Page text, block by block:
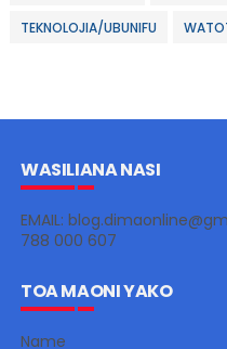
TEKNOLOJIA/UBUNIFU
WASILIANA NASI
EMAIL:
788 000 607
TOA MAONI YAKO
Name